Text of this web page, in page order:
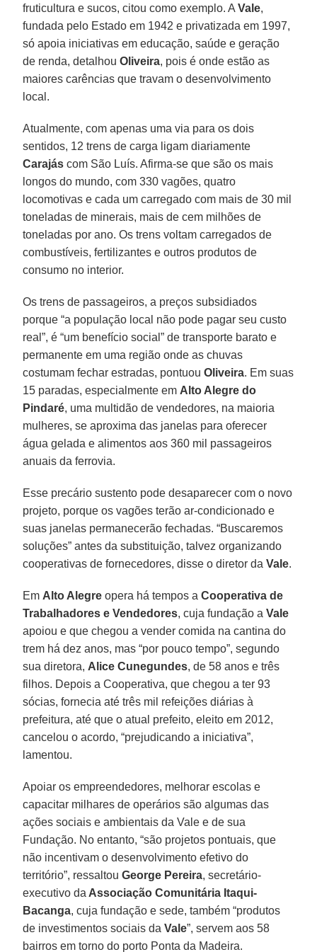
fruticultura e sucos, citou como exemplo. AVale,
fundada pelo Estado em 1942 e privatizada em 1997,
só apoia iniciativas em educação, saúde e geração
de renda, detalhouOliveira, pois é onde estão as
maiores carências que travam o desenvolvimento
local.
Atualmente, com apenas uma via para os dois
sentidos, 12 trens de carga ligam diariamente
Carajás com São Luís. Afirma-se que são os mais
longos do mundo, com 330 vagões, quatro
locomotivas e cada um carregado com mais de 30 mil
toneladas de minerais, mais de cem milhões de
toneladas por ano. Os trens voltam carregados de
combustíveis, fertilizantes e outros produtos de
consumo no interior.
Os trens de passageiros, a preços subsidiados
porque “a população local não pode pagar seu custo
real”, é “um benefício social” de transporte barato e
permanente em uma região onde as chuvas
costumam fechar estradas, pontuouOliveira. Em suas
15 paradas, especialmente em Alto Alegre do
Pindaré, uma multidão de vendedores, na maioria
mulheres, se aproxima das janelas para oferecer
água gelada e alimentos aos 360 mil passageiros
anuais da ferrovia.
Esse precário sustento pode desaparecer com o novo
projeto, porque os vagões terão ar-condicionado e
suas janelas permanecerão fechadas. “Buscaremos
soluções” antes da substituição, talvez organizando
cooperativas de fornecedores, disse o diretor daVale.
Em Alto Alegre opera há tempos aCooperativa de
Trabalhadores e Vendedores, cuja fundação aVale
apoiou e que chegou a vender comida na cantina do
trem há dez anos, mas “por pouco tempo”, segundo
sua diretora, Alice Cunegundes, de 58 anos e três
filhos. Depois a Cooperativa, que chegou a ter 93
sócias, fornecia até três mil refeições diárias à
prefeitura, até que o atual prefeito, eleito em 2012,
cancelou o acordo, “prejudicando a iniciativa”,
lamentou.
Apoiar os empreendedores, melhorar escolas e
capacitar milhares de operários são algumas das
ações sociais e ambientais da Vale e de sua
Fundação. No entanto, “são projetos pontuais, que
não incentivam o desenvolvimento efetivo do
território”, ressaltouGeorge Pereira, secretário-
executivo da Associação Comunitária Itaqui-
Bacanga, cuja fundação e sede, também “produtos
de investimentos sociais daVale”, servem aos 58
bairros em torno do porto Ponta da Madeira.